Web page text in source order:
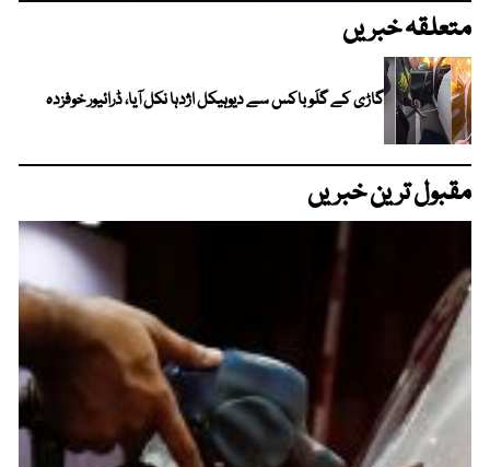
متعلقہ خبریں
گاڑی کے گلَو باکس سے دیوہیکل اژدہا نکل آیا، ڈرائیور خوفزدہ
مقبول ترین خبریں